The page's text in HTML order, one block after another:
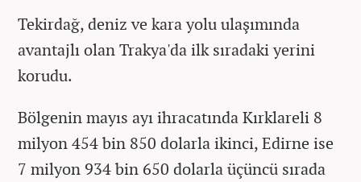
Tekirdağ, deniz ve kara yolu ulaşımında
avantajlı olan Trakya'da ilk sıradaki yerini
korudu.
Bölgenin mayıs ayı ihracatında Kırklareli 8
milyon 454 bin 850 dolarla ikinci, Edirne ise
7 milyon 934 bin 650 dolarla üçüncü sırada